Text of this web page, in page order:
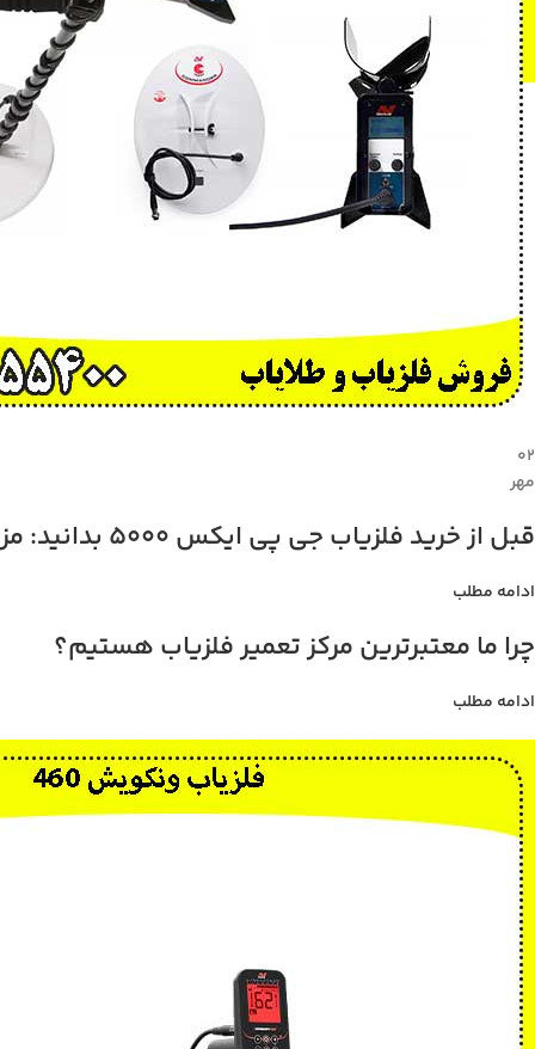
۰۲
مهر
قبل از خرید فلزیاب جی پی ایکس 5000 بدانید: مزایا، معایب، و قیمت
ادامه مطلب
چرا ما معتبرترین مرکز تعمیر فلزیاب هستیم؟
ادامه مطلب